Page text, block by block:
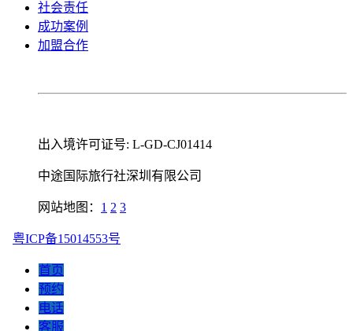
社会责任
成功案例
加盟合作
出入境许可证号: L-GD-CJ01414
中途国际旅行社深圳有限公司
网站地图： 1 2 3
粤ICP备15014553号
首页
预约
电话
客服